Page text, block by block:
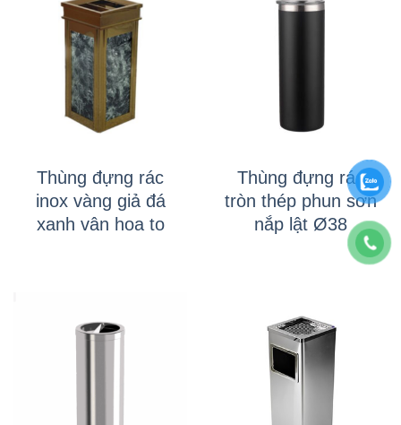
Thùng đựng rác
inox vàng giả đá
xanh vân hoa to
Thùng đựng rác
tròn thép phun sơn
nắp lật Ø38